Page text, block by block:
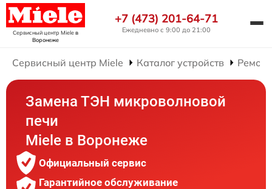
Сервисный центр Mieleв
Воронеже
+7 (473) 201-64-71
Ежедневно с 9:00 до 21:00
Сервисный центр Miele Каталог устройств
Замена ТЭН микроволновой
печи
Miele в Воронеже
Официальный сервис
Гарантийное обслуживание